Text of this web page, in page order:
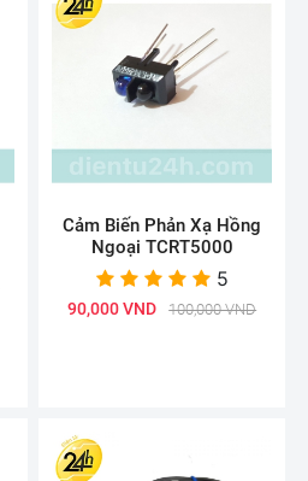
Cảm Biến Phản Xạ Hồng
Ngoại TCRT5000
5
90,000 VND 100,000 VND